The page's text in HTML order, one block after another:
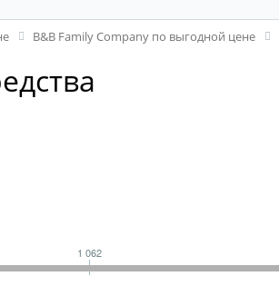
B&B Family Company по выгодной цене
1 062